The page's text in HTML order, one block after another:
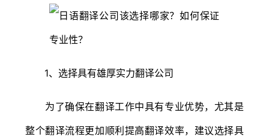
1、选择具有雄厚实力翻译公司
为了确保在翻译工作中具有专业优势，尤其是
整个翻译流程更加顺利提高翻译效率，建议选择具